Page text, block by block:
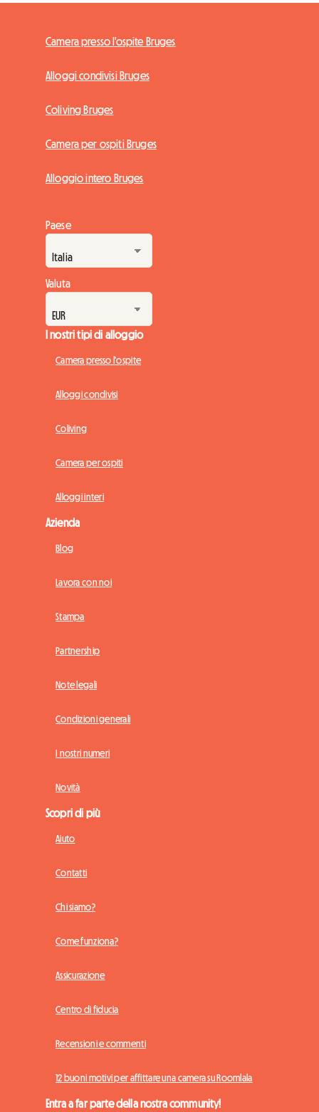
Camera presso l'ospite Bruges
Alloggi condivisi Bruges
Coliving Bruges
Camera per ospiti Bruges
Alloggio intero Bruges
Paese
Valuta
I nostri tipi di alloggio
Camera presso l'ospite
Alloggi condivisi
Coliving
Camera per ospiti
Alloggi interi
Azienda
Blog
Lavora con noi
Stampa
Partnership
Note legali
Condizioni generali
I nostri numeri
Novità
Scopri di più
Aiuto
Contatti
Chi siamo?
Come funziona?
Assicurazione
Centro di fiducia
Recensioni e commenti
12 buoni motivi per affittare una camera su Roomlala
Entra a far parte della nostra community!